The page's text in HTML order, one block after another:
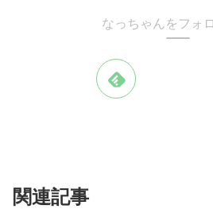
なっちゃんをフォ
関連記事